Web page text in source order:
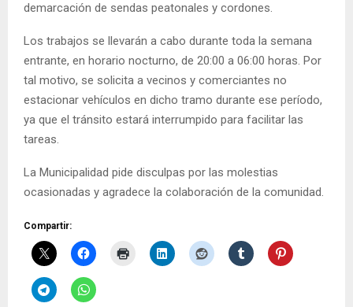
demarcación de sendas peatonales y cordones.
Los trabajos se llevarán a cabo durante toda la semana
entrante, en horario nocturno, de 20:00 a 06:00 horas. Por
tal motivo, se solicita a vecinos y comerciantes no
estacionar vehículos en dicho tramo durante ese período,
ya que el tránsito estará interrumpido para facilitar las
tareas.
La Municipalidad pide disculpas por las molestias
ocasionadas y agradece la colaboración de la comunidad.
Compartir: